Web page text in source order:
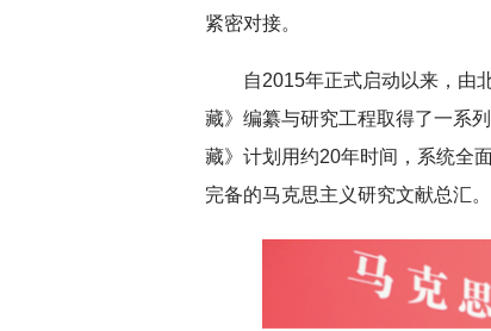
紧密对接。
自2015年正式启动以来，
藏》编纂与研究工程取得了一系
藏》计划用约20年时间，系统全
完备的马克思主义研究文献总汇。